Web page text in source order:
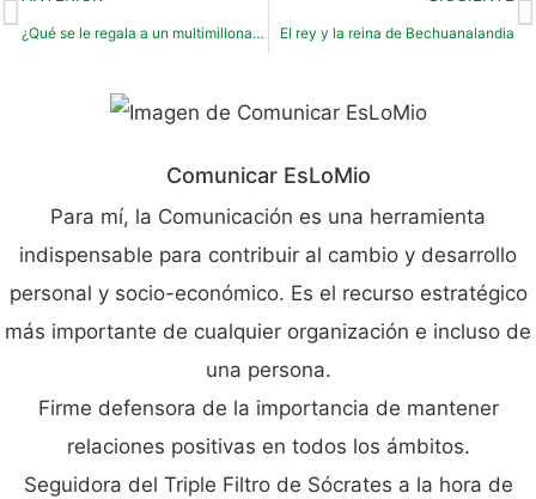
¿Qué se le regala a un multimillonario? El rey y la reina de Bechuanalandia
Comunicar EsLoMio
Para mí, la Comunicación es una herramienta
indispensable para contribuir al cambio y desarrollo
personal y socio-económico. Es el recurso estratégico
más importante de cualquier organización e incluso de
una persona.
Firme defensora de la importancia de mantener
relaciones positivas en todos los ámbitos.
Seguidora del Triple Filtro de Sócrates a la hora de